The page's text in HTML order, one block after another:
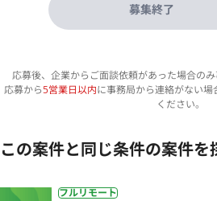
募集終了
応募後、企業からご面談依頼があった場合のみ
応募から5営業日以内に事務局から連絡がない
ください。
この案件と同じ条件の案件を
フルリモート